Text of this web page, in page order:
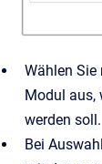
Wählen Sie
Modul aus,
werden soll.
Bei